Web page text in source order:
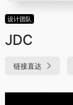
设计团队
JDC
链接直达